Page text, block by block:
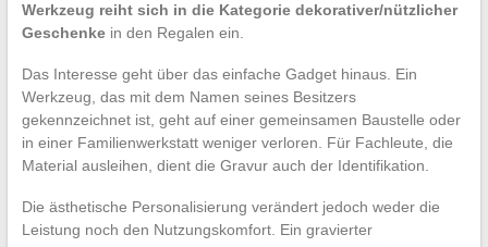
Werkzeug reiht sich in die Kategorie dekorativer/nützlicher
Geschenkein den Regalen ein.
Das Interesse geht über das einfache Gadget hinaus. Ein
Werkzeug, das mit dem Namen seines Besitzers
gekennzeichnet ist, geht auf einer gemeinsamen Baustelle oder
in einer Familienwerkstatt weniger verloren. Für Fachleute, die
Material ausleihen, dient die Gravur auch der Identifikation.
Die ästhetische Personalisierung verändert jedoch weder die
Leistung noch den Nutzungskomfort. Ein gravierter